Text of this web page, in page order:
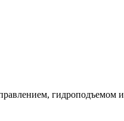
гидроподъемом и